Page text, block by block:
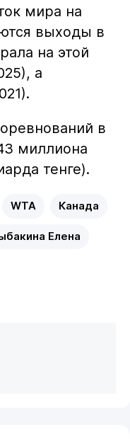
мира на
выходы в
на этой
а
в
миллиона
тенге).
WTA Канада
Елена